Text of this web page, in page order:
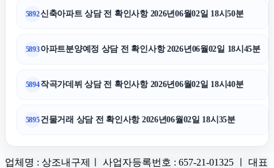
5892신축아파트 상담 전 확인사항 2026년06월02일 18시50분
5893아파트분양예정 상담 전 확인사항 2026년06월02일 18시45분
5894작곡가데뷔 상담 전 확인사항 2026년06월02일 18시40분
5895건물거래 상담 전 확인사항 2026년06월02일 18시35분
업체명 : 상조내구제ㅣ 사업자등록번호 : 657-21-01325 ㅣ 대표